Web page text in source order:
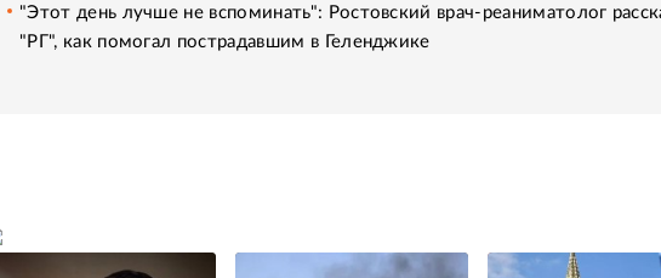
"Этот день лучше не вспоминать": Ростовский врач-реаниматолог
"РГ", как помогал пострадавшим в Геленджике